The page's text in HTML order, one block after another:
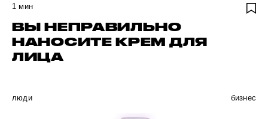
1 мин
ВЫ НЕПРАВИЛЬНО
НАНОСИТЕ КРЕМ ДЛЯ
ЛИЦА
люди бизнес